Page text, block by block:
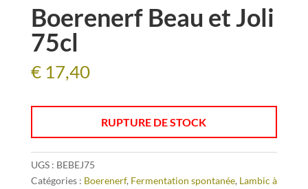
Boerenerf Beau et Joli
75cl
€17,40
RUPTURE DE STOCK
UGS : BEBEJ75
Catégories : Boerenerf, Fermentation spontanée, Lambic à